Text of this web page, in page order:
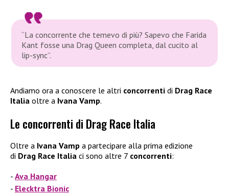
“La concorrente che temevo di più? Sapevo che Farida
Kant fosse una Drag Queen completa, dal cucito al
lip-sync”.
Andiamo ora a conoscere le altri concorrenti di Drag Race
Italia oltre a Ivana Vamp.
Le concorrenti di Drag Race Italia
Oltre a Ivana Vamp a partecipare alla prima edizione
di Drag Race Italia ci sono altre 7 concorrenti:
Ava Hangar
Elecktra Bionic